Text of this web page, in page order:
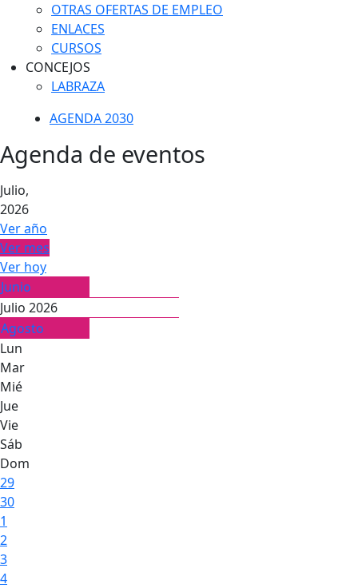
OTRAS OFERTAS DE EMPLEO
ENLACES
CURSOS
CONCEJOS
LABRAZA
AGENDA 2030
Agenda de eventos
Julio,
2026
Ver año
Ver mes
Ver hoy
Junio
Julio 2026
Agosto
Lun
Mar
Mié
Jue
Vie
Sáb
Dom
29
30
1
2
3
4